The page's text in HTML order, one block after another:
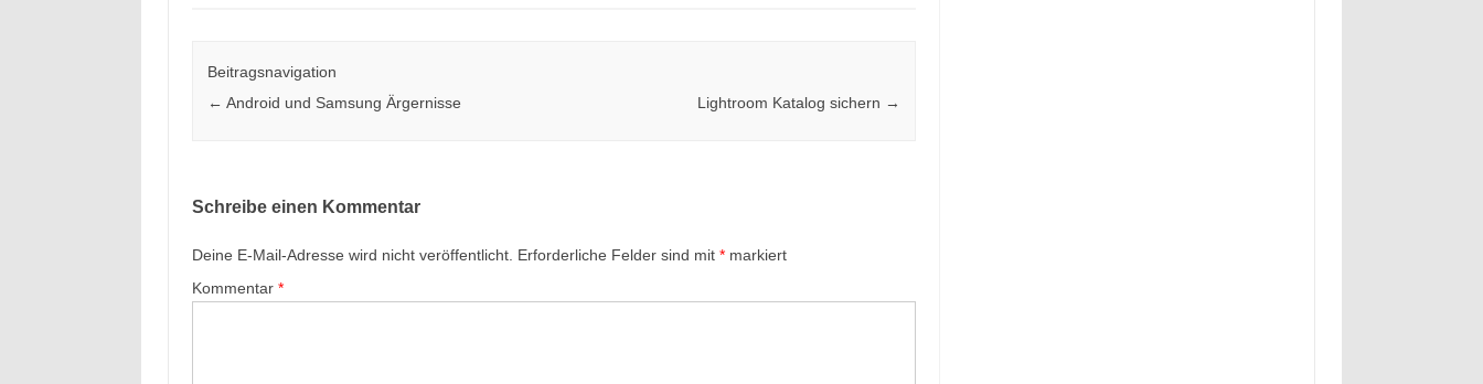
Beitragsnavigation
← Android und Samsung Ärgernisse Lightroom Katalog sichern →
Schreibe einen Kommentar
Deine E-Mail-Adresse wird nicht veröffentlicht. Erforderliche Felder sind mit *markiert
Kommentar *